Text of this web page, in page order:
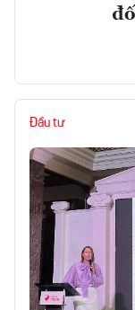
Đầu tư